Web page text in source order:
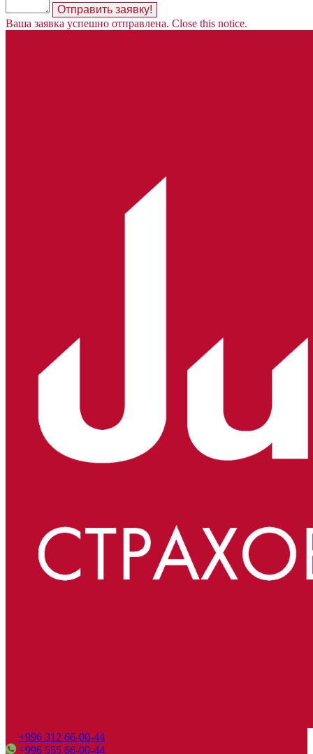
Отправить заявку!
Ваша заявка успешно отправлена. Close this notice.
+996 312 66-00-44
+996 555 66-00-44